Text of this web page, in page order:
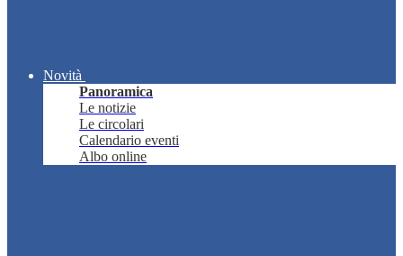
Novità
Panoramica
Le notizie
Le circolari
Calendario eventi
Albo online